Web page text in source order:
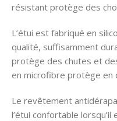
résistant protège des
L’étui est fabriqué en
qualité, suffisamment
protège des chutes et
en microfibre protège en
Le revêtement
l’étui confortable